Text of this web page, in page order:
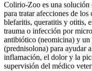
Colirio-Zoo es una solución
para tratar afecciones de
blefaritis, queratitis y otitis,
trauma o infección por
antibiótico (neomicina) y
(prednisolona) para ayudar
inflamación, el dolor y la
supervisión del médico